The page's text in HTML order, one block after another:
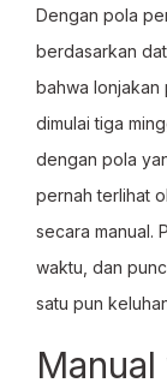
Dengan pola
berdasarkan
bahwa lonjakan
dimulai tiga
dengan pola
pernah terlihat
secara manual.
waktu, dan
satu pun